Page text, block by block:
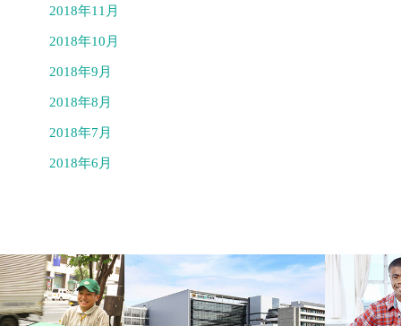
2018年11月
2018年10月
2018年9月
2018年8月
2018年7月
2018年6月